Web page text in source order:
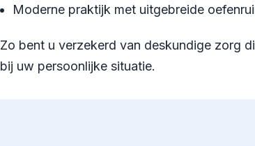
Moderne praktijk met uitgebreide
Zo bent u verzekerd van deskundige zorg
bij uw persoonlijke situatie.